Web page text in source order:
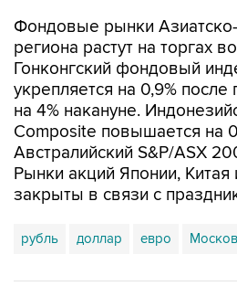
Фондовые рынки Азиатско-
региона растут на торгах
Гонконгский фондовый
укрепляется на 0,9%
на 4% накануне.
Composite повышается на
Австралийский S&P/ASX
Рынки акций Японии,
закрыты в связи с
рубль доллар евро